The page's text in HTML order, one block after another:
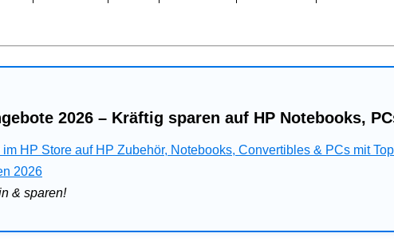
2026 – Kräftig sparen auf HP Notebooks,
HP Store auf HP Zubehör, Notebooks, Convertibles & PCs mit
2026
& sparen!